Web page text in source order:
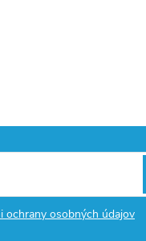
ochrany osobných údajov